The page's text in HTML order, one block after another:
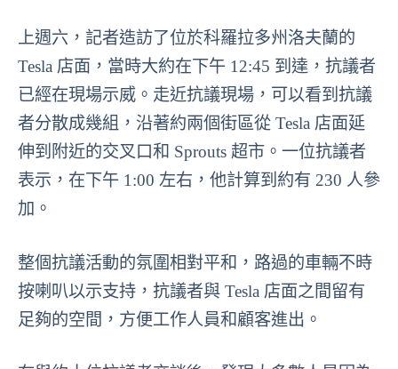
上週六，記者造訪了位於科羅拉多州洛夫蘭的
Tesla 店面，當時大約在下午 12:45 到達，抗議者
已經在現場示威。走近抗議現場，可以看到抗議
者分散成幾組，沿著約兩個街區從 Tesla 店面延
伸到附近的交叉口和 Sprouts 超市。一位抗議者
表示，在下午 1:00 左右，他計算到約有 230 人參
加。
整個抗議活動的氛圍相對平和，路過的車輛不時
按喇叭以示支持，抗議者與 Tesla 店面之間留有
足夠的空間，方便工作人員和顧客進出。